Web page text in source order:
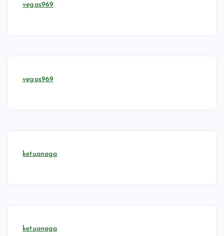
vegas969
vegas969
ketuanaga
ketuanaga